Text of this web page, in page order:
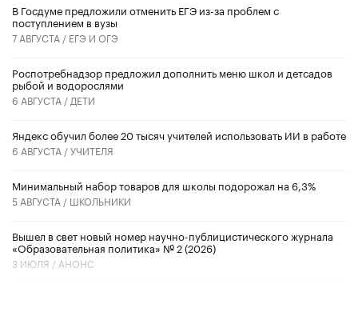
В Госдуме предложили отменить ЕГЭ из-за проблем с
поступлением в вузы
7 АВГУСТА / ЕГЭ И ОГЭ
Роспотребнадзор предложил дополнить меню школ и детсадов
рыбой и водорослями
6 АВГУСТА / ДЕТИ
​Яндекс обучил более 20 тысяч учителей использовать ИИ в работе
6 АВГУСТА /УЧИТЕЛЯ
Минимальный набор товаров для школы подорожал на 6,3%
5 АВГУСТА / ШКОЛЬНИКИ
Вышел в свет новый номер научно-публицистического журнала
«Образовательная политика» № 2 (2026)
3 ИЮЛЯ / АНОНС